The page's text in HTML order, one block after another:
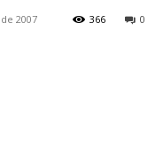
2007 0
366